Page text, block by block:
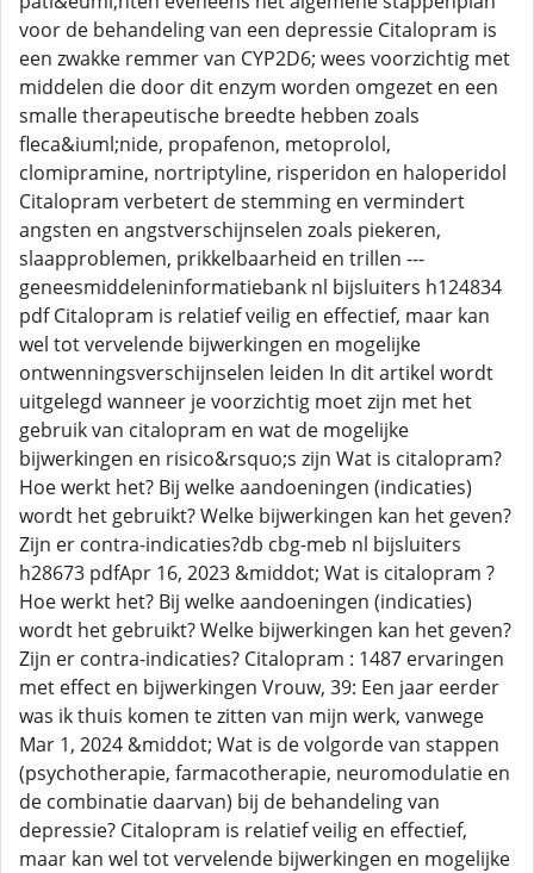
voor de behandeling van een depressie Citalopram is
een zwakke remmer van CYP2D6; wees voorzichtig met
middelen die door dit enzym worden omgezet en een
smalle therapeutische breedte hebben zoals
fleca&iuml;nide, propafenon, metoprolol,
clomipramine, nortriptyline, risperidon en haloperidol
Citalopram verbetert de stemming en vermindert
angsten en angstverschijnselen zoals piekeren,
slaapproblemen, prikkelbaarheid en trillen ---
geneesmiddeleninformatiebank nl bijsluiters h124834
pdf Citalopram is relatief veilig en effectief, maar kan
wel tot vervelende bijwerkingen en mogelijke
ontwenningsverschijnselen leiden In dit artikel wordt
uitgelegd wanneer je voorzichtig moet zijn met het
gebruik van citalopram en wat de mogelijke
bijwerkingen en risico&rsquo;s zijn Wat is citalopram?
Hoe werkt het? Bij welke aandoeningen (indicaties)
wordt het gebruikt? Welke bijwerkingen kan het geven?
Zijn er contra-indicaties?db cbg-meb nl bijsluiters
h28673 pdfApr 16, 2023 &middot; Wat is citalopram ?
Hoe werkt het? Bij welke aandoeningen (indicaties)
wordt het gebruikt? Welke bijwerkingen kan het geven?
Zijn er contra-indicaties? Citalopram : 1487 ervaringen
met effect en bijwerkingen Vrouw, 39: Een jaar eerder
was ik thuis komen te zitten van mijn werk, vanwege
Mar 1, 2024 &middot; Wat is de volgorde van stappen
(psychotherapie, farmacotherapie, neuromodulatie en
de combinatie daarvan) bij de behandeling van
depressie? Citalopram is relatief veilig en effectief,
maar kan wel tot vervelende bijwerkingen en mogelijke